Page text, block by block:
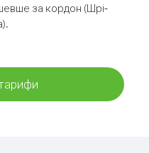
за кордон (Шрі-